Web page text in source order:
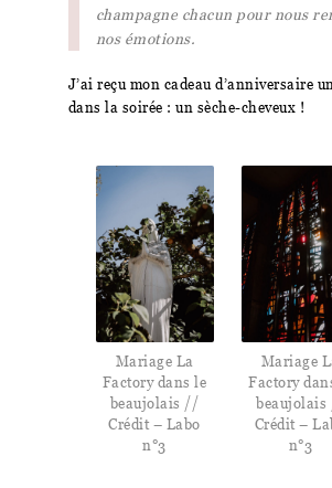
champagne chacun pour nous
nos émotions.
J’ai reçu mon cadeau d’anniversaire
dans la soirée : un sèche-cheveux !
Mariage La
Factory dans le
beaujolais //
Crédit – Labo
n°3
Mariage
Factory
Crédit –
n°3